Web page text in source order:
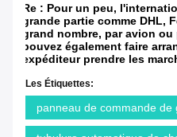
Re : Pour un peu,
grande partie comme DHL,
grand nombre, par avion
pouvez également faire
expéditeur prendre les
Les Étiquettes:
panneau de commande de